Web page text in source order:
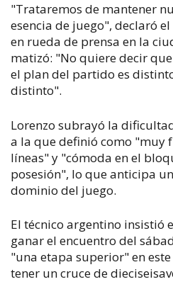
"Trataremos de mantener
esencia de juego", declaró
en rueda de prensa en la
matizó: "No quiere decir
el plan del partido es
distinto".
Lorenzo subrayó la
a la que definió como "muy
líneas" y "cómoda en el
posesión", lo que anticipa
dominio del juego.
El técnico argentino insistió
ganar el encuentro del
"una etapa superior" en este
tener un cruce de